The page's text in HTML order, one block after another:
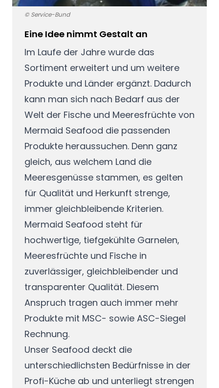
Eine Idee nimmt Gestalt an
Im Laufe der Jahre wurde das
Sortiment erweitert und um weitere
Produkte und Länder ergänzt. Dadurch
kann man sich nach Bedarf aus der
Welt der Fische und Meeresfrüchte von
Mermaid Seafood die passenden
Produkte heraussuchen. Denn ganz
gleich, aus welchem Land die
Meeresgenüsse stammen, es gelten
für Qualität und Herkunft strenge,
immer gleichbleibende Kriterien.
Mermaid Seafood steht für
hochwertige, tiefgekühlte Garnelen,
Meeresfrüchte und Fische in
zuverlässiger, gleichbleibender und
transparenter Qualität. Diesem
Anspruch tragen auch immer mehr
Produkte mit MSC- sowie ASC-Siegel
Rechnung.
Unser Seafood deckt die
unterschiedlichsten Bedürfnisse in der
Profi-Küche ab und unterliegt strengen
© Service-Bund